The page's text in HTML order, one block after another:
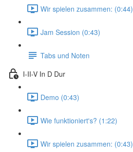
Wir spielen zusammen: (0:44)
Jam Session (0:43)
Tabs und Noten
I-II-V In D Dur
Demo (0:43)
Wie funktioniert's? (1:22)
Wir spielen zusammen: (0:43)